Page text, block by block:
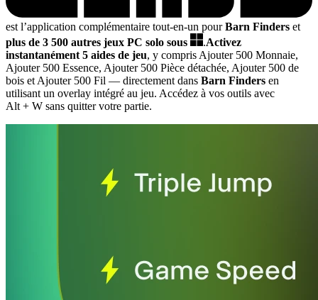
est l’application complémentaire tout-en-un pourBarn Finders et
plus de 3 500 autres jeux PC solo sous
.Activez
instantanément 5 aides de jeu, y compris Ajouter 500 Monnaie,
Ajouter 500 Essence, Ajouter 500 Pièce détachée, Ajouter 500 de
bois et Ajouter 500 Fil — directement dans Barn Finders en
utilisant un overlay intégré au jeu. Accédez à vos outils avec
Alt + W sans quitter votre partie.